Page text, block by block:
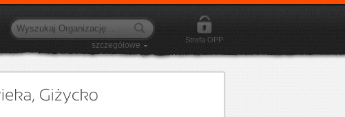
szczegółowe
Strefa OPP